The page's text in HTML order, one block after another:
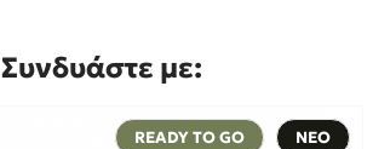
Συνδυάστε με:
READY TO GO ΝΕΟ